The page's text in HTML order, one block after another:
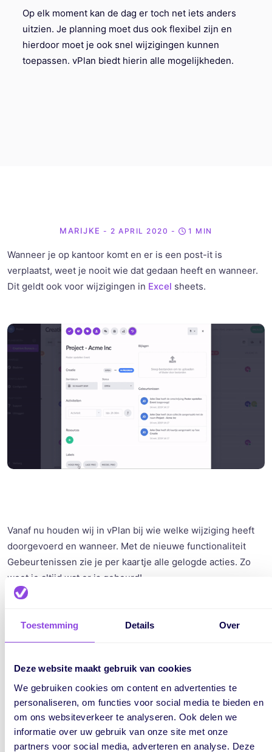
Toestemming Details Over
Deze website maakt gebruik van cookies
We gebruiken cookies om content en advertenties te
personaliseren, om functies voor social media te bieden en
om ons websiteverkeer te analyseren. Ook delen we
informatie over uw gebruik van onze site met onze
partners voor social media, adverteren en analyse. Deze
Op elk moment kan de dag er toch net iets anders
uitzien. Je planning moet dus ook flexibel zijn en
hierdoor moet je ook snel wijzigingen kunnen
toepassen. vPlan biedt hierin alle mogelijkheden.
MARIJKE - 2 APRIL 2020 - 1 MIN
Wanneer je op kantoor komt en er is een post-it is
verplaatst, weet je nooit wie dat gedaan heeft en wanneer.
Dit geldt ook voor wijzigingen in Excel sheets.
Vanaf nu houden wij in vPlan bij wie welke wijziging heeft
doorgevoerd en wanneer. Met de nieuwe functionaliteit
Gebeurtenissen zie je per kaartje alle gelogde acties. Zo
weet je altijd wat er is gebeurd!
Marijke
Marijke Jansen schrijft voor vPlan over
slimmer werken, productiviteit en
projectmanagement. Ze maakt
complexe onderwerpen begrijpelijk én
praktisch toepasbaar. Ook delen we via